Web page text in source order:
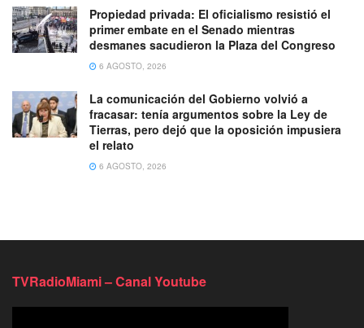
Propiedad privada: El oficialismo resistió el
primer embate en el Senado mientras
desmanes sacudieron la Plaza del Congreso
6 AGOSTO, 2026
La comunicación del Gobierno volvió a
fracasar: tenía argumentos sobre la Ley de
Tierras, pero dejó que la oposición impusiera
el relato
6 AGOSTO, 2026
TVRadioMiami – Canal Youtube